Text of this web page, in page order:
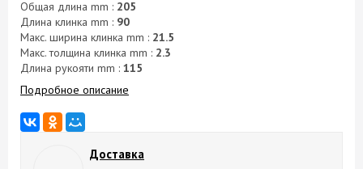
Общая длина mm : 205
Длина клинка mm : 90
Макс. ширина клинка mm : 21.5
Макс. толщина клинка mm : 2.3
Длина рукояти mm : 115
Подробное описание
Доставка